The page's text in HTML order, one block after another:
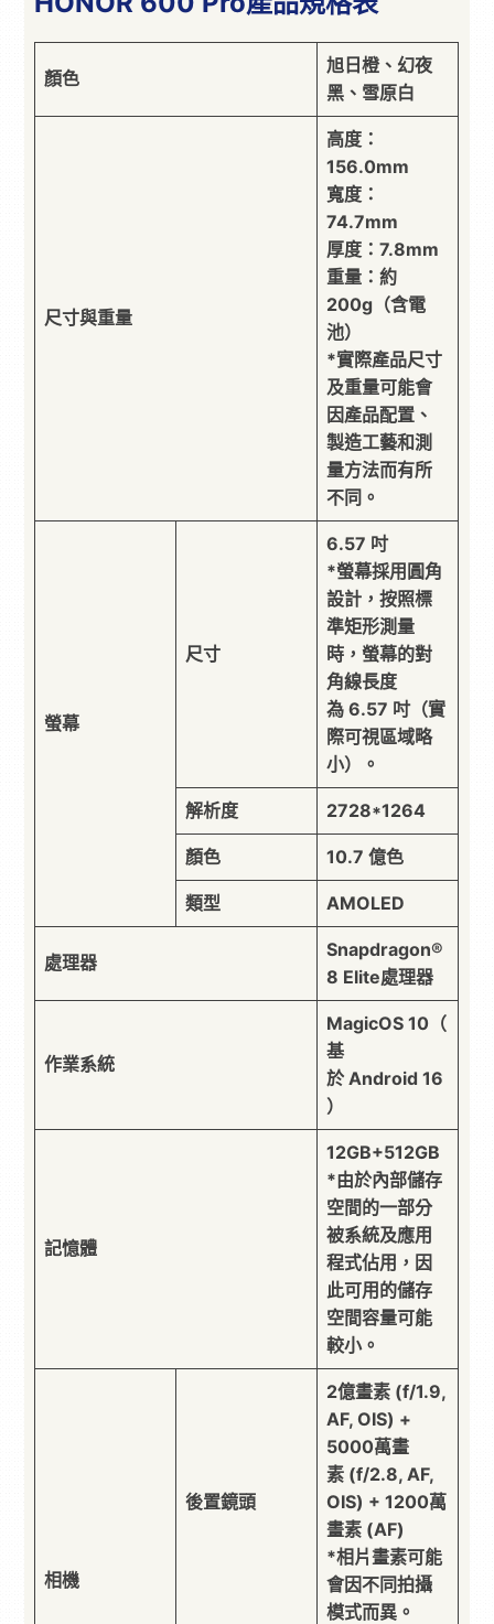
顏色
旭日橙、幻夜
黑、雪原白
尺寸與重量
高度：
156.0mm
寬度：
74.7mm
厚度：7.8mm
重量：約
200g（含電
池）
*實際產品尺寸
及重量可能會
因產品配置、
製造工藝和測
量方法而有所
不同。
螢幕
尺寸
6.57 吋
*螢幕採用圓角
設計，按照標
準矩形測量
時，螢幕的對
角線長度
為 6.57 吋（實
際可視區域略
小）。
解析度 2728*1264
顏色 10.7 億色
類型 AMOLED
處理器
Snapdragon®
8 Elite處理器
作業系統
MagicOS 10（
基
於 Android 16
）
記憶體
12GB+512GB
*由於內部儲存
空間的一部分
被系統及應用
程式佔用，因
此可用的儲存
空間容量可能
較小。
相機
後置鏡頭
2億畫素 (f/1.9,
AF, OIS) +
5000萬畫
素 (f/2.8, AF,
OIS) + 1200萬
畫素 (AF)
*相片畫素可能
會因不同拍攝
模式而異。